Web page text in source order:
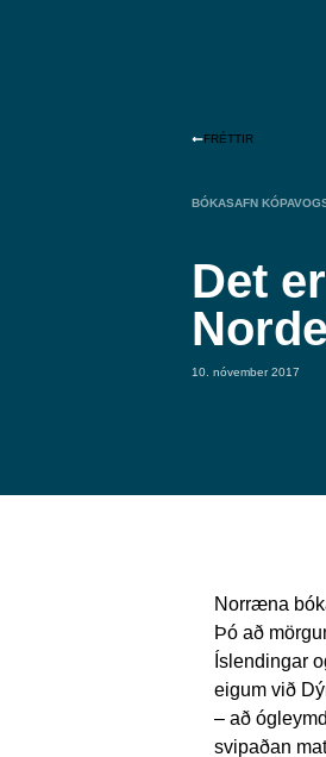
FRÉTTIR
BÓKASAFN
Det
10. nóvember 2017
Norræna
Þó að
Íslendingar
eigum við
– að
svipaðan